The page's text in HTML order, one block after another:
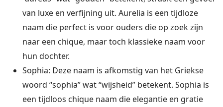
van luxe en verfijning uit. Aurelia is een tijdloze
naam die perfect is voor ouders die op zoek zijn
naar een chique, maar toch klassieke naam voor
hun dochter.
Sophia: Deze naam is afkomstig van het Griekse
woord “sophia” wat “wijsheid” betekent. Sophia is
een tijdloos chique naam die elegantie en gratie